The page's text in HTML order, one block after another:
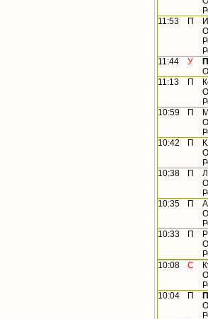
11:53
П
11:44
У
11:13
П
10:59
П
10:42
П
10:38
П
10:35
П
10:33
П
10:08
С
10:04
П